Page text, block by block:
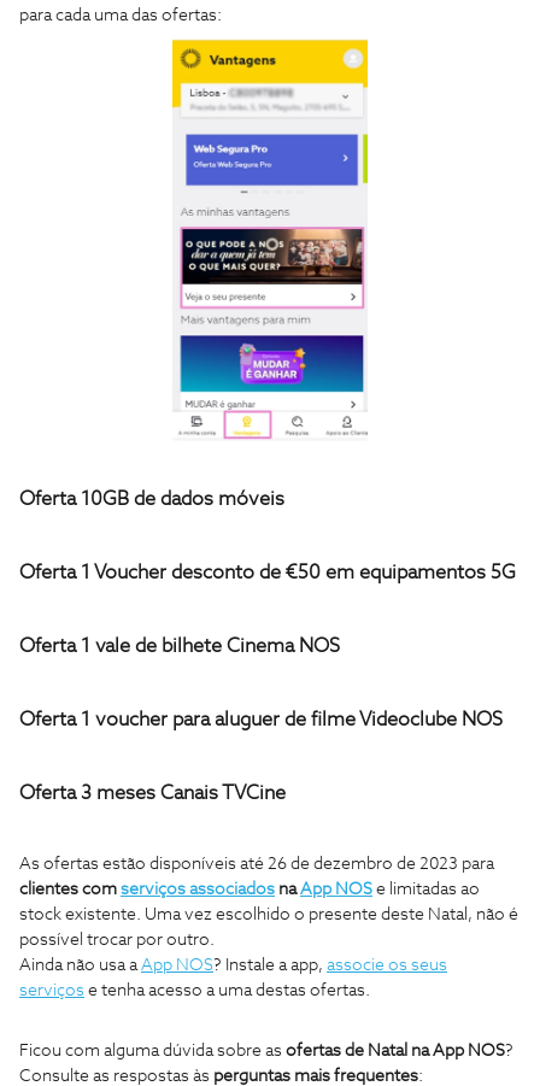
para cada uma das ofertas:
Oferta 10GB de dados móveis
Oferta 1 Voucher desconto de €50 em equipamentos 5G
Oferta 1 vale de bilhete Cinema NOS
Oferta 1 voucher para aluguer de filme Videoclube NOS
Oferta 3 meses Canais TVCine
As ofertas estão disponíveis até 26 de dezembro de 2023 para
clientes com serviços associados naApp NOS e limitadas ao
stock existente. Uma vez escolhido o presente deste Natal, não é
possível trocar por outro.
Ainda não usa a App NOS? Instale a app, associe os seus
serviços e tenha acesso a uma destas ofertas.
Ficou com alguma dúvida sobre as ofertas de Natal na App NOS?
Consulte as respostas às perguntas mais frequentes: